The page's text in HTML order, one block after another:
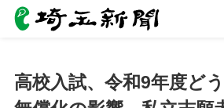
高校入試、令和9年度ど